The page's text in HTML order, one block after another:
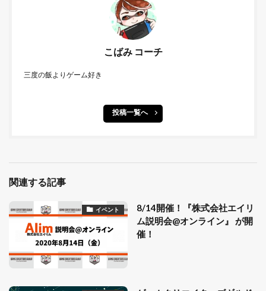
こばみ コーチ
三度の飯よりゲーム好き
投稿一覧へ
関連する記事
イベント
8/14開催！『株式会社エイリ
ム説明会@オンライン』 が開
催！